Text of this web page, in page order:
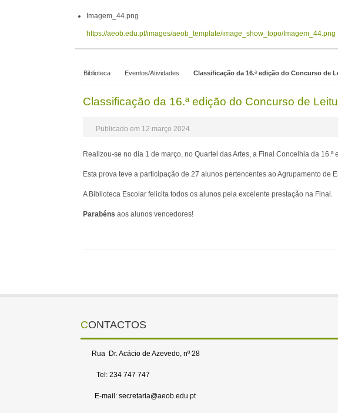
Imagem_44.png
https://aeob.edu.pt/images/aeob_template/image_show_topo/Imagem_44.png
Biblioteca Eventos/Atividades Classificação da 16.ª edição do Concurso de
Classificação da 16.ª edição do Concurso de
Publicado em 12 março 2024
Realizou-se no dia 1 de março, no Quartel das Artes, a Final Concelhia da
Esta prova teve a participação de 27 alunos pertencentes ao Agrupamento de
A Biblioteca Escolar felicita todos os alunos pela excelente prestação na Final.
Parabéns aos alunos vencedores!
CONTACTOS
Rua Dr. Acácio de Azevedo, nº 28
Tel: 234 747 747
E-mail: secretaria@aeob.edu.pt